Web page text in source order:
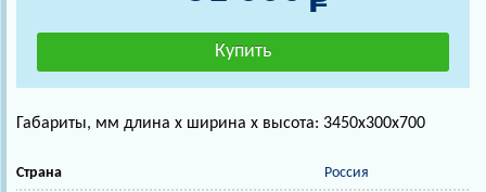
Габариты, мм длина х ширина х высота: 3450х300х700
Страна Россия